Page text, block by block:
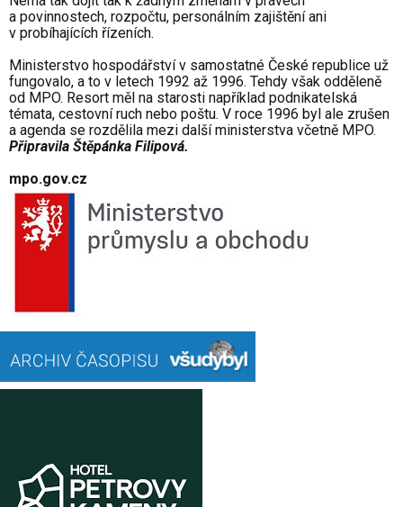
a povinnostech, rozpočtu, personálním zajištění ani
v probíhajících řízeních.
Ministerstvo hospodářství v samostatné České republice už
fungovalo, a to v letech 1992 až 1996. Tehdy však odděleně
od MPO. Resort měl na starosti například podnikatelská
témata, cestovní ruch nebo poštu. V roce 1996 byl ale zrušen
a agenda se rozdělila mezi další ministerstva včetně MPO.
Připravila Štěpánka Filipová.
mpo.gov.cz